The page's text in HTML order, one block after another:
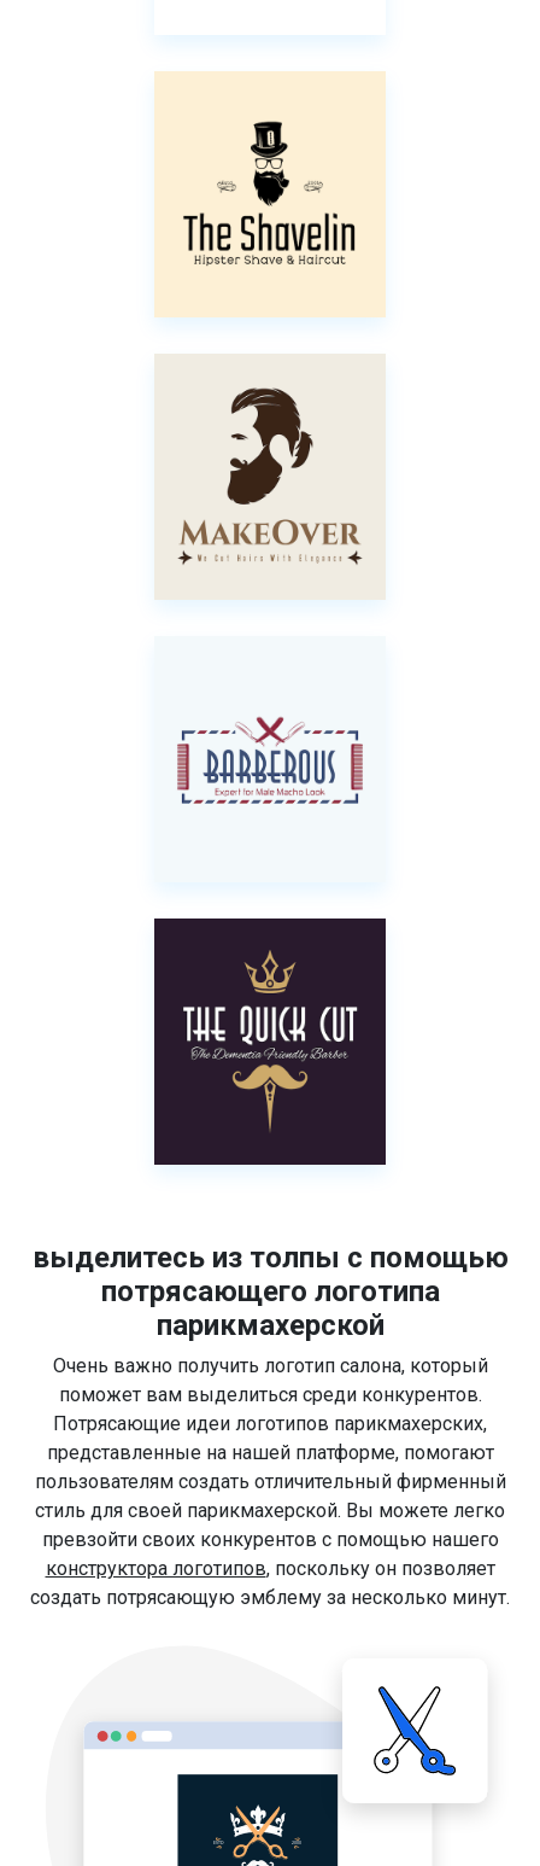
выделитесь из толпы с помощью
потрясающего логотипа
парикмахерской
Очень важно получить логотип салона, который
поможет вам выделиться среди конкурентов.
Потрясающие идеи логотипов парикмахерских,
представленные на нашей платформе, помогают
пользователям создать отличительный фирменный
стиль для своей парикмахерской. Вы можете легко
превзойти своих конкурентов с помощью нашего
конструктора логотипов, поскольку он позволяет
создать потрясающую эмблему за несколько минут.